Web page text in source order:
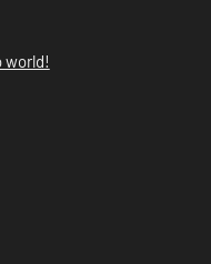
world!